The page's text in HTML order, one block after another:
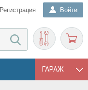
Регистрация Войти
ГАРАЖ